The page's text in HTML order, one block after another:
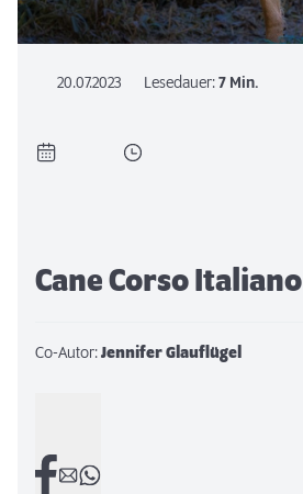
20.07.2023 Lesedauer:7 Min.
Cane Corso Italiano
Co-Autor:Jennifer Glauflügel